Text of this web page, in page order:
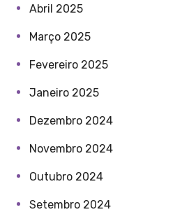
Abril 2025
Março 2025
Fevereiro 2025
Janeiro 2025
Dezembro 2024
Novembro 2024
Outubro 2024
Setembro 2024